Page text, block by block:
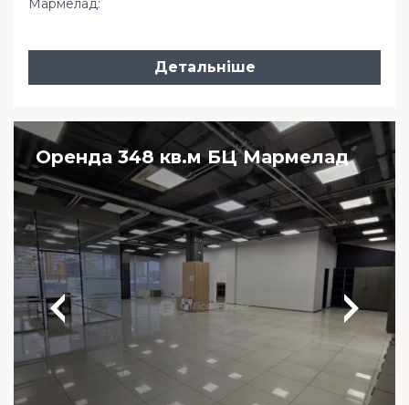
Мармелад:
Детальніше
Оренда 348 кв.м БЦ Мармелад